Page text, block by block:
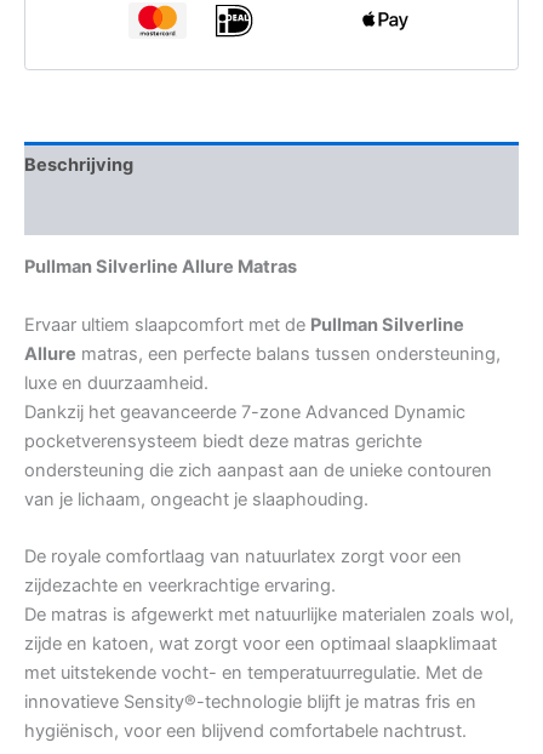
tot
€ 2.398,00
Beschrijving
Pullman Silverline Allure Matras
Ervaar ultiem slaapcomfort met de Pullman Silverline
Allure matras, een perfecte balans tussen ondersteuning,
luxe en duurzaamheid.
Dankzij het geavanceerde 7-zone Advanced Dynamic
pocketverensysteem biedt deze matras gerichte
ondersteuning die zich aanpast aan de unieke contouren
van je lichaam, ongeacht je slaaphouding.
De royale comfortlaag van natuurlatex zorgt voor een
zijdezachte en veerkrachtige ervaring.
De matras is afgewerkt met natuurlijke materialen zoals wol,
zijde en katoen, wat zorgt voor een optimaal slaapklimaat
met uitstekende vocht- en temperatuurregulatie. Met de
innovatieve Sensity®-technologie blijft je matras fris en
hygiënisch, voor een blijvend comfortabele nachtrust.